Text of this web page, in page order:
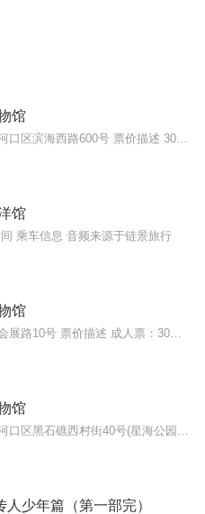
馆
馆
乘车信息 音频来源于链景旅行
馆
馆
人少年篇（第一部完）